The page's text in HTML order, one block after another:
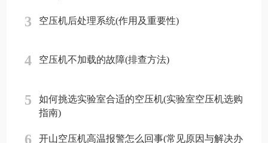
3 空压机后处理系统(作用及重要性)
4 空压机不加载的故障(排查方法)
5
如何挑选实验室合适的空压机(实验室空压机选购
指南)
6 开山空压机高温报警怎么回事(常见原因与解决办